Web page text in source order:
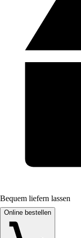
Bequem liefern lassen
Online bestellen